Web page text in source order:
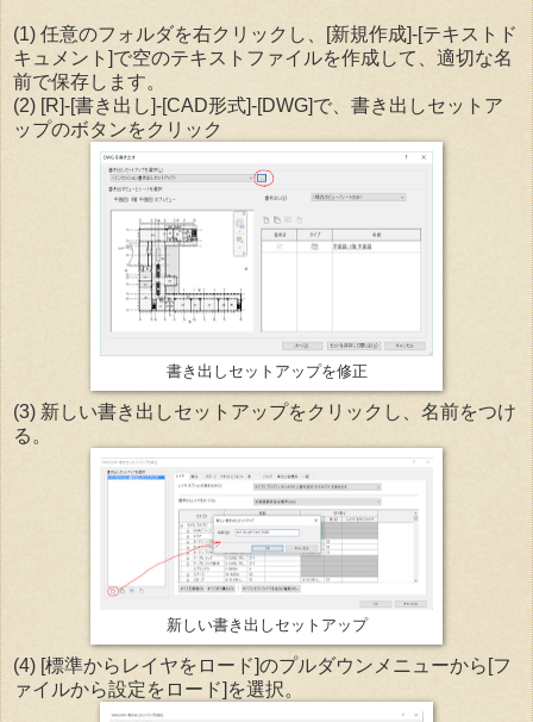
(1) 任意のフォルダを右クリックし、[新規作成]-[テキストド
キュメント]で空のテキストファイルを作成して、適切な名
前で保存します。
(2) [R]-[書き出し]-[CAD形式]-[DWG]で、書き出しセットア
ップのボタンをクリック
書き出しセットアップを修正
(3) 新しい書き出しセットアップをクリックし、名前をつけ
る。
新しい書き出しセットアップ
(4) [標準からレイヤをロード]のプルダウンメニューから[フ
ァイルから設定をロード]を選択。